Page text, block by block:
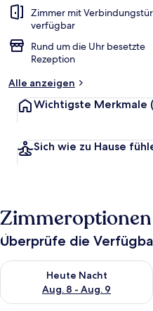
Zimmer mit Verbindungstür
verfügbar
Rund um die Uhr besetzte
Rezeption
Alle anzeigen
Wichtigste Merkmale
Sich wie zu Hause
Zimmeroptionen
Überprüfe die
Heute Nacht
Aug. 8 - Aug. 9
Überprüfe die Verfügbarkeit